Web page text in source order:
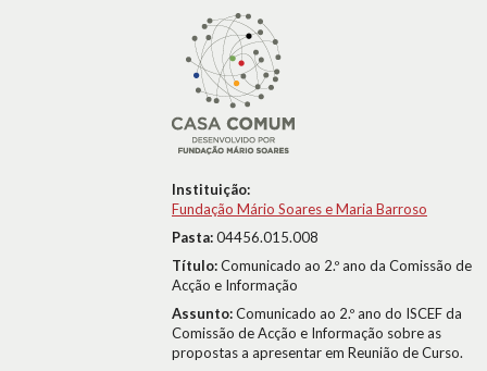
Instituição:
Fundação Mário Soares e Maria Barroso
Pasta:04456.015.008
Título:Comunicado ao 2.º ano da Comissão de
Acção e Informação
Assunto:Comunicado ao 2.º ano do ISCEF da
Comissão de Acção e Informação sobre as
propostas a apresentar em Reunião de Curso.